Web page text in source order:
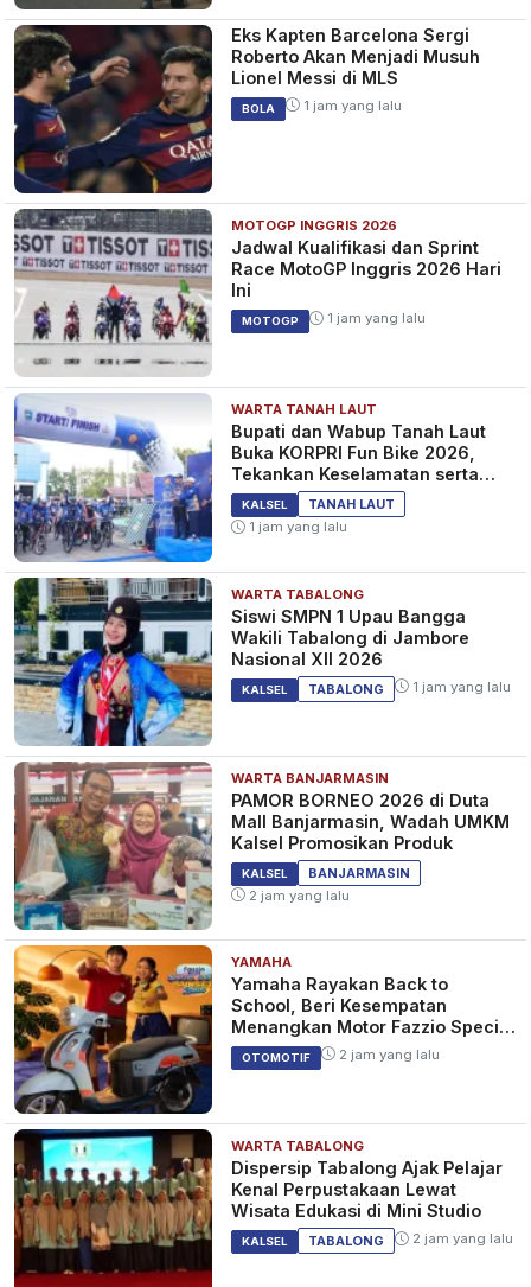
Eks Kapten Barcelona Sergi
Roberto Akan Menjadi Musuh
Lionel Messi di MLS
BOLA 1 jam yang lalu
MOTOGP INGGRIS 2026
Jadwal Kualifikasi dan Sprint
Race MotoGP Inggris 2026 Hari
Ini
MOTOGP 1 jam yang lalu
WARTA TANAH LAUT
Bupati dan Wabup Tanah Laut
Buka KORPRI Fun Bike 2026,
Tekankan Keselamatan serta
Kebersamaan
KALSEL
TANAH LAUT
1 jam yang lalu
WARTA TABALONG
Siswi SMPN 1 Upau Bangga
Wakili Tabalong di Jambore
Nasional XII 2026
KALSEL TABALONG 1 jam yang lalu
WARTA BANJARMASIN
PAMOR BORNEO 2026 di Duta
Mall Banjarmasin, Wadah UMKM
Kalsel Promosikan Produk
KALSEL
BANJARMASIN
2 jam yang lalu
YAMAHA
Yamaha Rayakan Back to
School, Beri Kesempatan
Menangkan Motor Fazzio Special
Edition Sunset Blue
OTOMOTIF 2 jam yang lalu
WARTA TABALONG
Dispersip Tabalong Ajak Pelajar
Kenal Perpustakaan Lewat
Wisata Edukasi di Mini Studio
KALSEL TABALONG 2 jam yang lalu